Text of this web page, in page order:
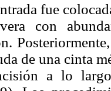
fue
con
de una cinta
a lo